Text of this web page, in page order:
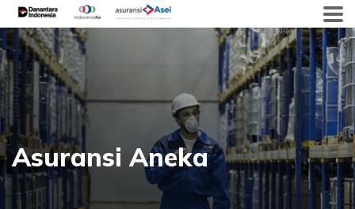
Skip
to
content
Asuransi Aneka